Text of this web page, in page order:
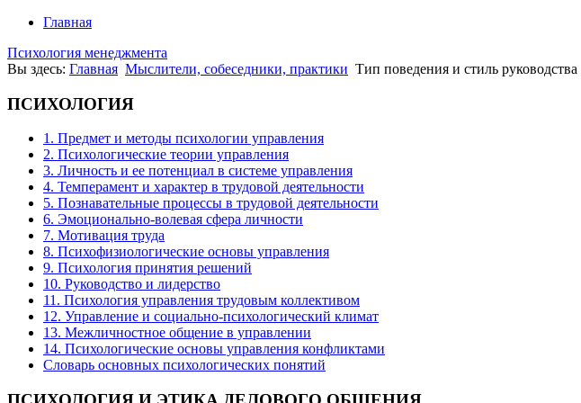
Главная
Психология менеджмента
Вы здесь: Главная Мыслители, собеседники, практики Тип поведения и стиль руководства
ПСИХОЛОГИЯ
1. Предмет и методы психологии управления
2. Психологические теории управления
3. Личность и ее потенциал в системе управления
4. Темперамент и характер в трудовой деятельности
5. Познавательные процессы в трудовой деятельности
6. Эмоционально-волевая сфера личности
7. Мотивация труда
8. Психофизиологические основы управления
9. Психология принятия решений
10. Руководство и лидерство
11. Психология управления трудовым коллективом
12. Управление и социально-психологический климат
13. Межличностное общение в управлении
14. Психологические основы управления конфликтами
Словарь основных психологических понятий